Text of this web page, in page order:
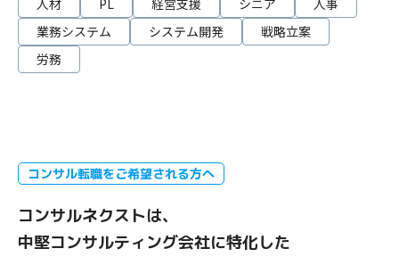
人材
PL 経営支援 シニア
人事
業務システム
システム開発
戦略立案
労務
コンサル転職をご希望される方へ
コンサルネクストは、
中堅コンサルティング会社に特化した